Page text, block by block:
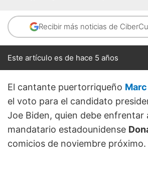
Recibir más noticias de
Este artículo es de hace 5 años
El cantante puertorriqueño
el voto para el candidato
Joe Biden, quien debe enfrentar
mandatario estadounidense
comicios de noviembre próximo.